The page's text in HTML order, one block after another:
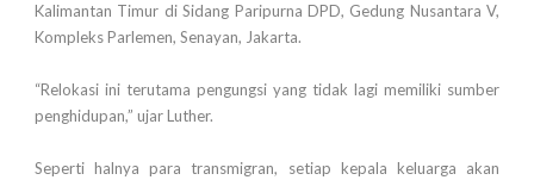
Kalimantan Timur di Sidang Paripurna DPD, Gedung Nusantara V,
Kompleks Parlemen, Senayan, Jakarta.
“Relokasi ini terutama pengungsi yang tidak lagi memiliki sumber
penghidupan,” ujar Luther.
Seperti halnya para transmigran, setiap kepala keluarga akan